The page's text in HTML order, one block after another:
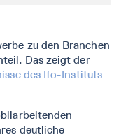
zu den Branchen
Das zeigt der
des Ifo-Instituts
deutliche